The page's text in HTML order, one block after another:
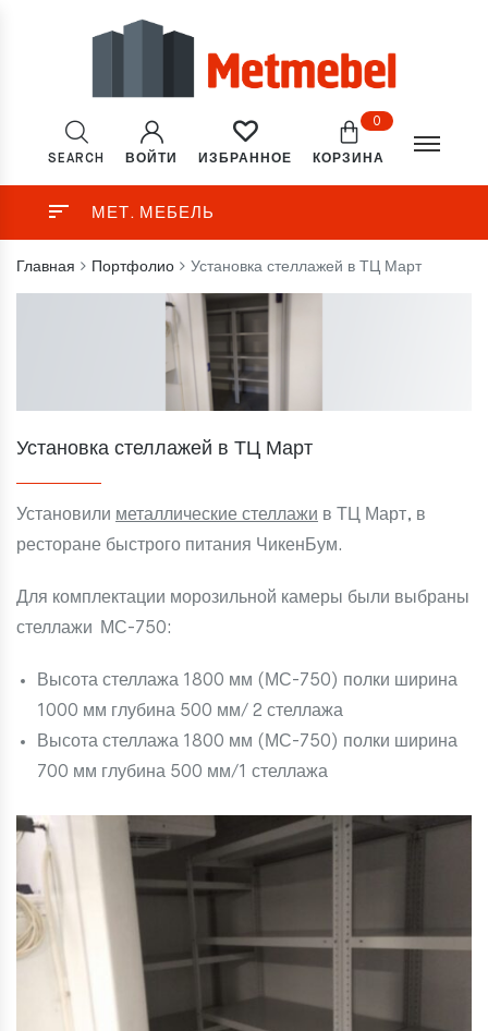
SEARCH ВОЙТИ ИЗБРАННОЕ
0
КОРЗИНА
МЕТ. МЕБЕЛЬ
Главная Портфолио Установка стеллажей в ТЦ Март
Установка стеллажей в ТЦ Март
Установили металлические стеллажи в ТЦ Март, в
ресторане быстрого питания ЧикенБум.
Для комплектации морозильной камеры были выбраны
стеллажи МС-750:
Высота стеллажа 1800 мм (МС-750) полки ширина
1000 мм глубина 500 мм/ 2 стеллажа
Высота стеллажа 1800 мм (МС-750) полки ширина
700 мм глубина 500 мм/1 стеллажа